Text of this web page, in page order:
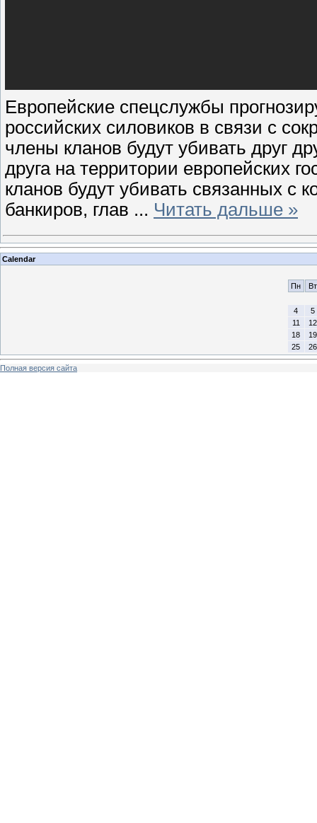
Европейские спецслужбы
российских силовиков в связи с
члены кланов будут убивать друг
друга на территории европейских
кланов будут убивать связанных с
банкиров, глав ... Читать дальше »
Calendar
Пн Вт
4
5
11
12
18
19
25
26
Полная версия сайта